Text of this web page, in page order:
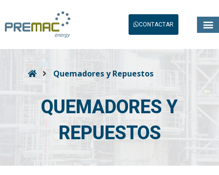
CONTACTAR
Quemadores y Repuestos
QUEMADORES Y
REPUESTOS